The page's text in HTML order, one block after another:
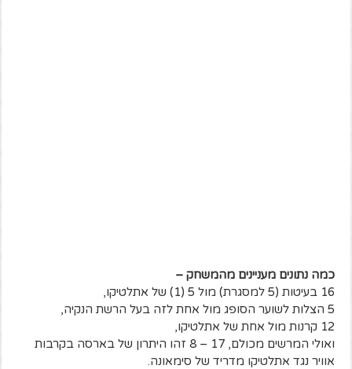
כמה נתונים מעניינים מהמשחק –
16 בעיטות (5 למסגרת) מול 5 (1) של אתלטיקו,
5 הצלות לשוער הסופג מול אחת לזה בעל הרשת הנקיה,
12 קרנות מול אחת של אתלטיקו,
ואולי המרשים מכולם, 17 – 8 זהו היתרון של בארסה בקרבות
אוויר נגד אתלטיקו מדריד של סימאונה.